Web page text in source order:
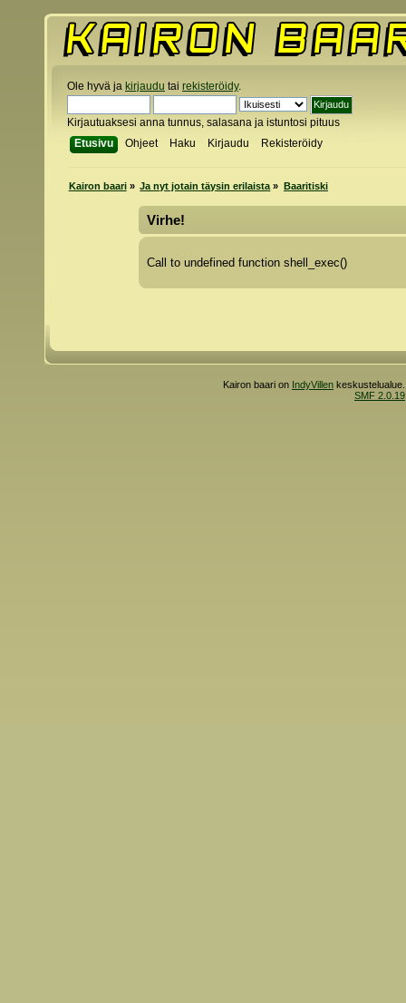
Ole hyvä ja kirjaudu tai rekisteröidy.
Kirjautuaksesi anna tunnus, salasana ja istuntosi pituus
Etusivu
Ohjeet Haku Kirjaudu Rekisteröidy
Kairon baari» Ja nyt jotain täysin erilaista » Baaritiski
Virhe!
Call to undefined function shell_exec()
Kairon baari on IndyVillen
SMF 2.0.19